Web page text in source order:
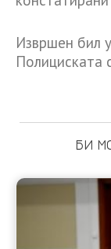
Извршен бил
Полициската
БИ